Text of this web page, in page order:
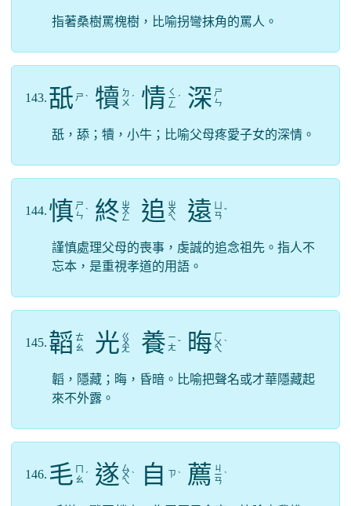
指著桑樹罵槐樹，比喻拐彎抹角的罵人。
143. 舐 ㄕ ˋ 犢 ㄉ
ㄨ ˊ 情 ㄑ
ㄧ
ㄥ
ˊ 深 ㄕ
ㄣ
舐，舔；犢，小牛；比喻父母疼愛子女的深情。
144. 慎 ㄕ
ㄣ ˋ 終 ㄓ
ㄨ
ㄥ 追 ㄓ
ㄨ
ㄟ 遠 ㄢ ˇ
謹慎處理父母的喪事，虔誠的追念祖先。指人不
忘本，是重視孝道的用語。
145. 韜 ㄊ
ㄠ
光 ㄍ
ㄨ
ㄤ 養 ㄧ
ㄤ ˇ 晦 ㄏ
ㄨ
ㄟ
ˋ
韜，隱藏；晦，昏暗。比喻把聲名或才華隱藏起
來不外露。
146. 毛 ㄠ ˊ 遂 ㄙ
ㄨ
ㄟ
ˋ 自 ㄗ ˋ 薦 ㄐ
ㄧ
ㄢ
ˋ